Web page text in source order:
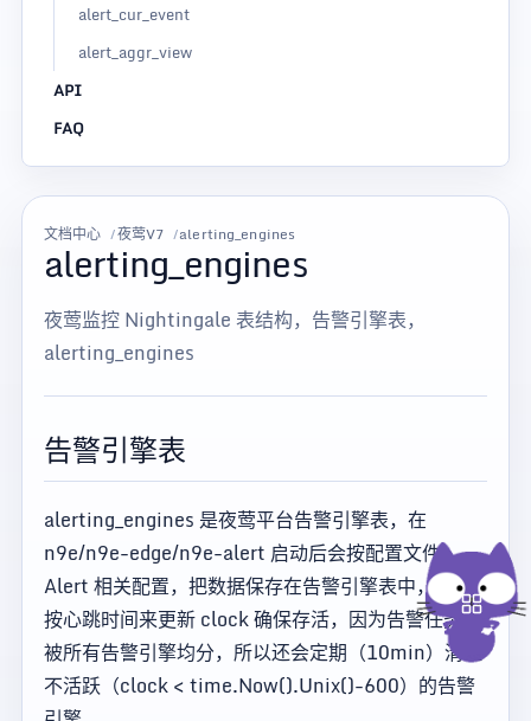
alert_cur_event
alert_aggr_view
API
FAQ
文档中心 夜莺V7 alerting_engines
alerting_engines
夜莺监控 Nightingale 表结构，告警引擎表，
alerting_engines
告警引擎表
alerting_engines 是夜莺平台告警引擎表，在
n9e/n9e-edge/n9e-alert 启动后会按配置文件
Alert 相关配置，把数据保存在告警引擎表中，并且
按心跳时间来更新 clock 确保存活，因为告警任务会
被所有告警引擎均分，所以还会定期（10min）清理
不活跃（clock < time.Now().Unix()-600）的告警